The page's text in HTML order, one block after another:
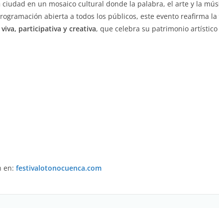
en un mosaico cultural donde la palabra, el arte y la
abierta a todos los públicos, este evento reafirma la
participativa y creativa, que celebra su patrimonio
en: festivalotonocuenca.com